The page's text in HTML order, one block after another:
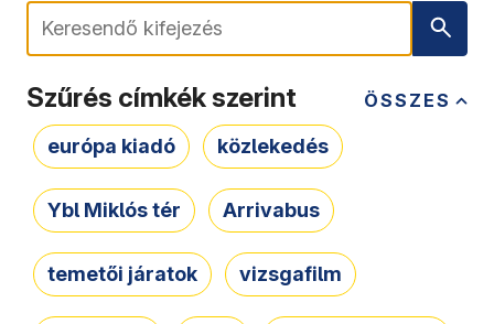
Keresés
ÖSSZES
Szűrés címkék szerint
európa kiadó közlekedés
Ybl Miklós tér Arrivabus
temetői járatok vizsgafilm